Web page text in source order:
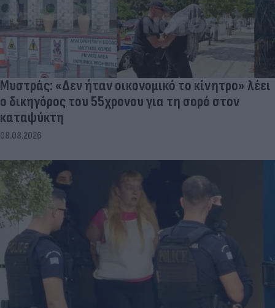
Μυστράς: «Δεν ήταν οικονομικό το κίνητρο» λέει
ο δικηγόρος του 55χρονου για τη σορό στον
καταψύκτη
08.08.2026